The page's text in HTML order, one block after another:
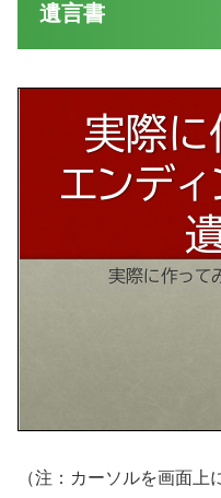
遺言書
（注：カーソルを画面上